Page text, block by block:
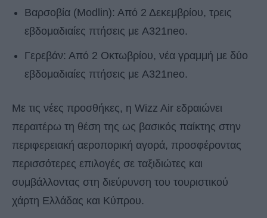
Βαρσοβία (Modlin): Από 2 Δεκεμβρίου, τρεις
εβδομαδιαίες πτήσεις με A321neo.
Γερεβάν: Από 2 Οκτωβρίου, νέα γραμμή με δύο
εβδομαδιαίες πτήσεις με A321neo.
Με τις νέες προσθήκες, η Wizz Air εδραιώνει
περαιτέρω τη θέση της ως βασικός παίκτης στην
περιφερειακή αεροπορική αγορά, προσφέροντας
περισσότερες επιλογές σε ταξιδιώτες και
συμβάλλοντας στη διεύρυνση του τουριστικού
χάρτη Ελλάδας και Κύπρου.